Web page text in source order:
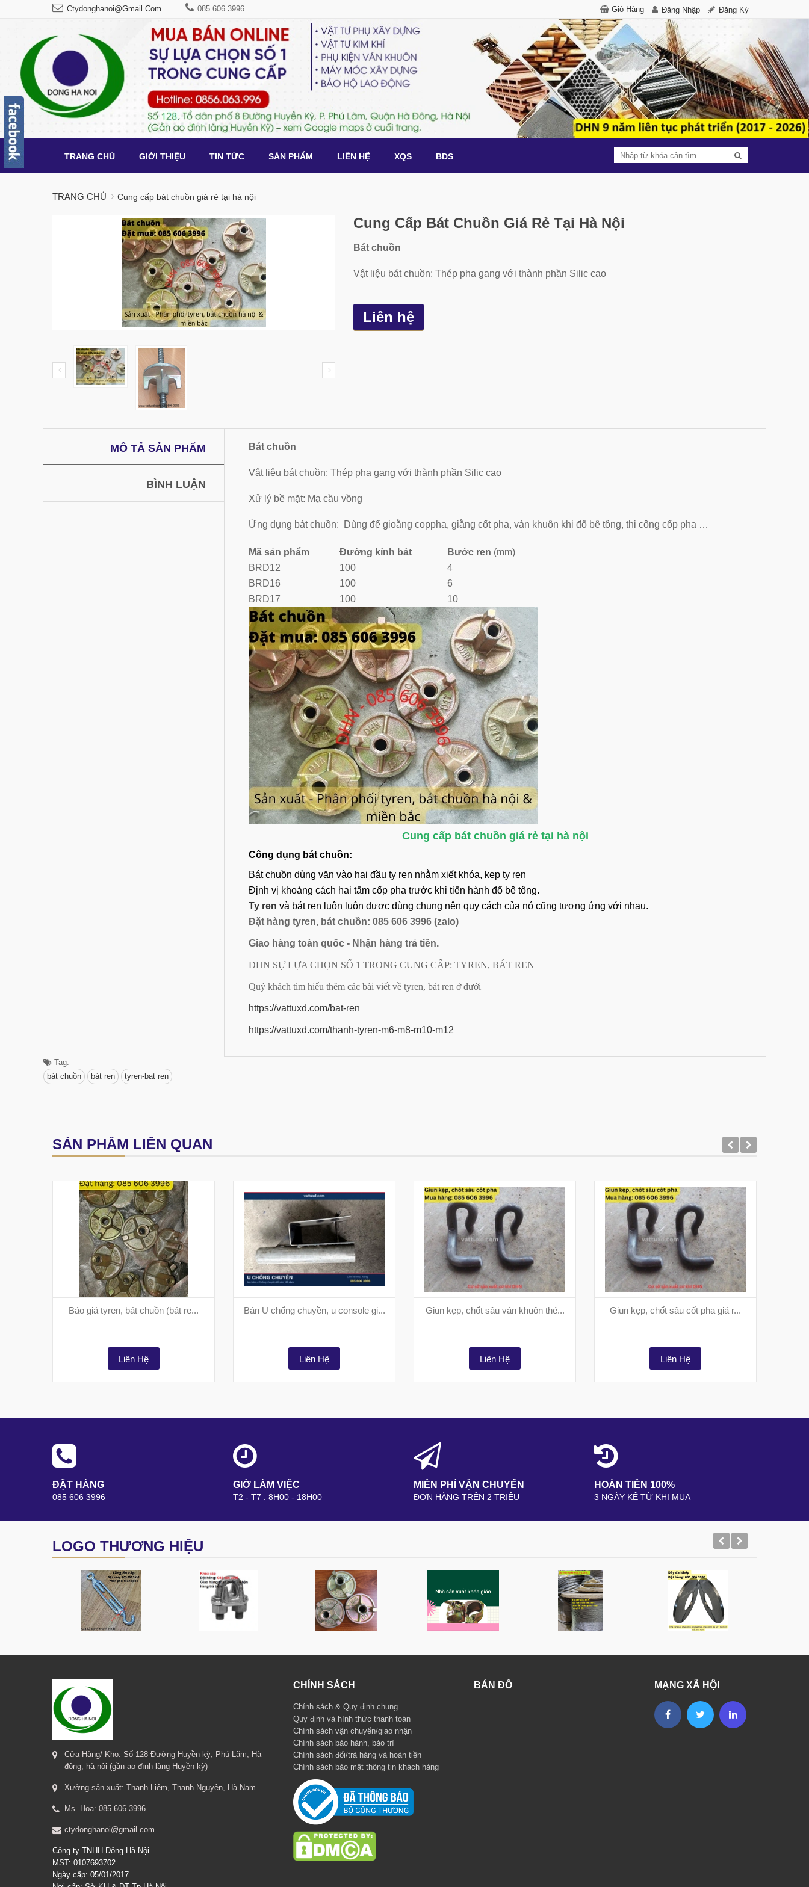
Ctydonghanoi@gmail.com 085 606 3996 Giỏ Hàng Đăng Nhập Đăng Ký
TRANG CHỦ GIỚI THIỆU TIN TỨC SẢN PHẨM LIÊN HỆ XQS BDS
TRANG CHỦ Cung cấp bát chuồn giá rẻ tại hà nội
Cung Cấp Bát Chuồn Giá Rẻ Tại Hà Nội
Bát chuồn
Vật liệu bát chuồn: Thép pha gang với thành phần Silic cao
Liên hệ
MÔ TẢ SẢN PHẨM
BÌNH LUẬN
Bát chuồn
Vật liệu bát chuồn: Thép pha gang với thành phần Silic cao
Xử lý bề mặt: Mạ cầu vồng
Ứng dụng bát chuồn: Dùng để gioằng coppha, giằng cốt pha, ván khuôn khi đổ bê tông, thi công cốp pha …
Mã sản phẩm Đường kính bát Bước ren (mm)
BRD12
100
4
BRD16
100
6
BRD17
100 10
Cung cấp bát chuồn giá rẻ tại hà nội
Công dụng bát chuồn:
Bát chuồn dùng vặn vào hai đầu ty ren nhằm xiết khóa, kẹp ty ren
Định vị khoảng cách hai tấm cốp pha trước khi tiến hành đổ bê tông.
Ty ren và bát ren luôn luôn được dùng chung nên quy cách của nó cũng tương ứng với nhau.
Đặt hàng tyren, bát chuồn: 085 606 3996 (zalo)
Giao hàng toàn quốc - Nhận hàng trả tiền.
DHN SỰ LỰA CHỌN SỐ 1 TRONG CUNG CẤP: TYREN, BÁT REN
Quý khách tìm hiểu thêm các bài viết về tyren, bát ren ở dưới
https://vattuxd.com/bat-ren
https://vattuxd.com/thanh-tyren-m6-m8-m10-m12
Tag:
bát chuồn
bát ren tyren-bat ren
SẢN PHẨM LIÊN QUAN
Báo giá tyren, bát chuồn (bát re...
Liên Hệ
Bán U chống chuyền, u console gi...
Liên Hệ
Giun kẹp, chốt sâu ván khuôn thé...
Liên Hệ
Giun kẹp, chốt sâu cốt pha giá r...
Liên Hệ
ĐẶT HÀNG
085 606 3996
GIỜ LÀM VIỆC
T2 - T7 : 8H00 - 18H00
MIỄN PHÍ VẬN CHUYỂN
ĐƠN HÀNG TRÊN 2 TRIỆU
HOÀN TIỀN 100%
3 NGÀY KỂ TỪ KHI MUA
LOGO THƯƠNG HIỆU
Cửa Hàng/ Kho: Số 128 Đường Huyền kỳ, Phú Lãm, Hà
đông, hà nội (gần ao đình làng Huyền kỳ)
Xưởng sản xuất: Thanh Liêm, Thanh Nguyên, Hà Nam
Ms. Hoa: 085 606 3996
ctydonghanoi@gmail.com
Công ty TNHH Đông Hà Nội
MST: 0107693702
Ngày cấp: 05/01/2017
CHÍNH SÁCH
Chính sách & Quy định chung
Quy định và hình thức thanh toán
Chính sách vận chuyển/giao nhận
Chính sách bảo hành, bảo trì
Chính sách đổi/trả hàng và hoàn tiền
Chính sách bảo mật thông tin khách hàng
BẢN ĐỒ MẠNG XÃ HỘI